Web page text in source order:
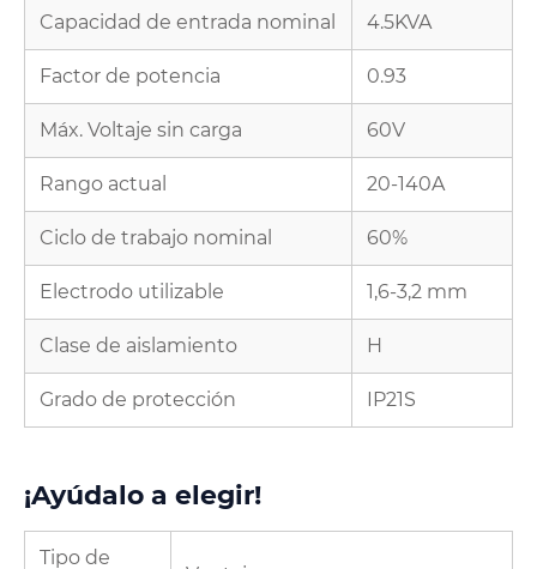
Capacidad de entrada nominal 4.5KVA
Factor de potencia 0.93
Máx. Voltaje sin carga 60V
Rango actual 20-140A
Ciclo de trabajo nominal 60%
Electrodo utilizable 1,6-3,2 mm
Clase de aislamiento H
Grado de protección IP21S
¡Ayúdalo a elegir!
Tipo de